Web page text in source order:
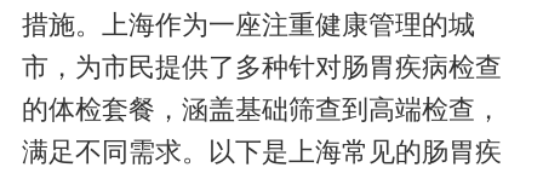
措施。上海作为一座注重健康管理的城
市，为市民提供了多种针对肠胃疾病检查
的体检套餐，涵盖基础筛查到高端检查，
满足不同需求。以下是上海常见的肠胃疾